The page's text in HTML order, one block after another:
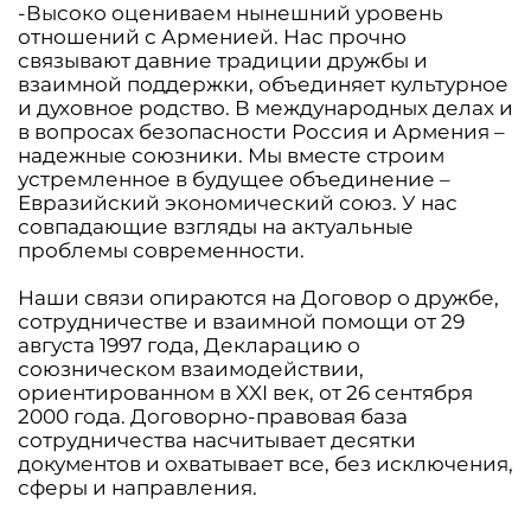
-Высоко оцениваем нынешний уровень
отношений с Арменией. Нас прочно
связывают давние традиции дружбы и
взаимной поддержки, объединяет культурное
и духовное родство. В международных делах и
в вопросах безопасности Россия и Армения –
надежные союзники. Мы вместе строим
устремленное в будущее объединение –
Евразийский экономический союз. У нас
совпадающие взгляды на актуальные
проблемы современности.
Наши связи опираются на Договор о дружбе,
сотрудничестве и взаимной помощи от 29
августа 1997 года, Декларацию о
союзническом взаимодействии,
ориентированном в XXI век, от 26 сентября
2000 года. Договорно-правовая база
сотрудничества насчитывает десятки
документов и охватывает все, без исключения,
сферы и направления.